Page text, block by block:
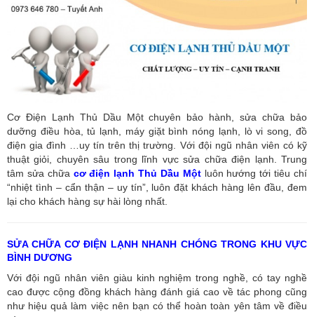
Cơ Điện Lạnh Thủ Dầu Một chuyên bảo hành, sửa chữa bảo
dưỡng điều hòa, tủ lạnh, máy giặt bình nóng lạnh, lò vi song, đồ
điện gia đình …uy tín trên thị trường. Với đội ngũ nhân viên có kỹ
thuật giỏi, chuyên sâu trong lĩnh vực sửa chữa điện lạnh. Trung
tâm sửa chữa cơ điện lạnh Thủ Dầu Mộtluôn hướng tới tiêu chí
“nhiệt tình – cẩn thận – uy tín”, luôn đặt khách hàng lên đầu, đem
lại cho khách hàng sự hài lòng nhất.
SỬA CHỮA CƠ ĐIỆN LẠNH NHANH CHÓNG TRONG KHU VỰC
BÌNH DƯƠNG
Với đội ngũ nhân viên giàu kinh nghiệm trong nghề, có tay nghề
cao được cộng đồng khách hàng đánh giá cao về tác phong cũng
như hiệu quả làm việc nên bạn có thể hoàn toàn yên tâm về điều